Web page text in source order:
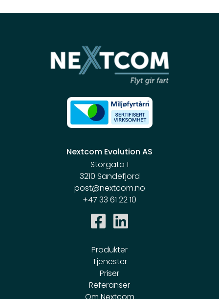
Nextcom Evolution AS
Storgata 1
3210 Sandefjord
post@nextcom.no
+47 33 61 22 10
Produkter
Tjenester
Priser
Referanser
Om Nextcom